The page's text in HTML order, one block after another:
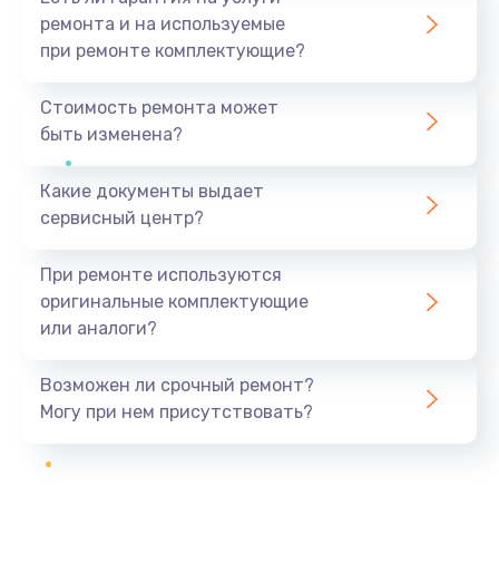
ремонта и на используемые
при ремонте комплектующие?
Стоимость ремонта может
быть изменена?
Какие документы выдает
сервисный центр?
При ремонте используются
оригинальные комплектующие
или аналоги?
Возможен ли срочный ремонт?
Могу при нем присутствовать?